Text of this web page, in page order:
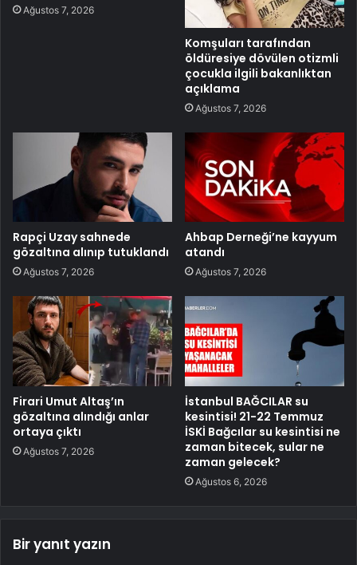
Ağustos 7, 2026
Komşuları tarafından
öldüresiye dövülen otizmli
çocukla ilgili bakanlıktan
açıklama
Ağustos 7, 2026
Rapçi Uzay sahnede
gözaltına alınıp tutuklandı
Ağustos 7, 2026
Ahbap Derneği’ne kayyum
atandı
Ağustos 7, 2026
Firari Umut Altaş’ın
gözaltına alındığı anlar
ortaya çıktı
Ağustos 7, 2026
İstanbul BAĞCILAR su
kesintisi! 21-22 Temmuz
İSKİ Bağcılar su kesintisi ne
zaman bitecek, sular ne
zaman gelecek?
Ağustos 6, 2026
Bir yanıt yazın